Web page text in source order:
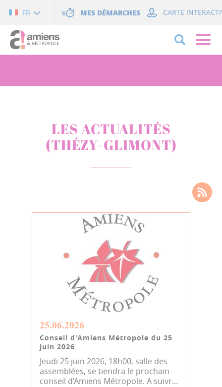
FR MES DÉMARCHES CARTE
LES ACTUALITÉS
(THÉZY-GLIMONT)
25.06.2026
Conseil d'Amiens Métropole du 25
juin 2026
Jeudi 25 juin 2026, 18h00, salle des
assemblées, se tiendra le prochain
conseil d’Amiens Métropole. A suivr...